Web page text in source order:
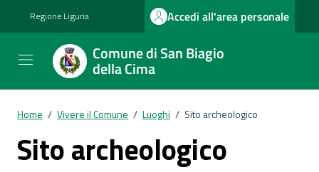
Regione Liguria Accedi all'area personale
Comune di San Biagio
della Cima
Home / Vivere il Comune / Luoghi / Sito archeologico
Sito archeologico